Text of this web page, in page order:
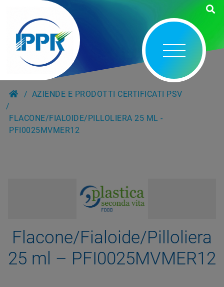
AZIENDE E PRODOTTI CERTIFICATI PSV
FLACONE/FIALOIDE/PILLOLIERA 25 ML -
PFI0025MVMER12
Flacone/Fialoide/Pilloliera
25 ml – PFI0025MVMER12